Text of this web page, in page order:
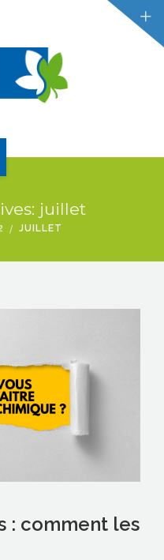
juillet
JUILLET
: comment les